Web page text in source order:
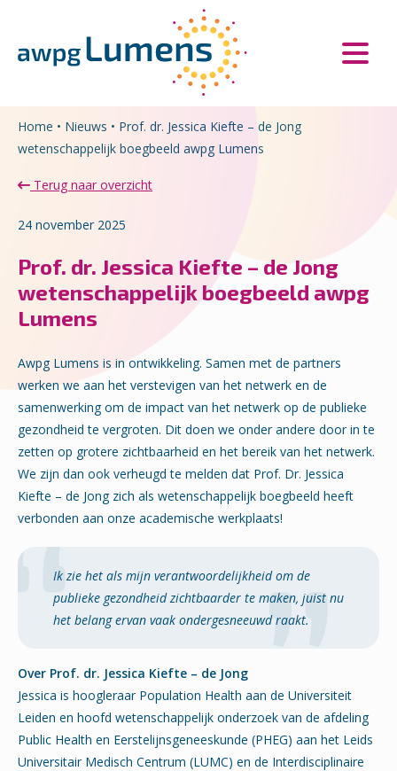
Home • Nieuws • Prof. dr. Jessica Kiefte – de Jong
wetenschappelijk boegbeeld awpg Lumens
Terug naar overzicht
24 november 2025
Prof. dr. Jessica Kiefte – de Jong
wetenschappelijk boegbeeld awpg
Lumens
Awpg Lumens is in ontwikkeling. Samen met de partners
werken we aan het verstevigen van het netwerk en de
samenwerking om de impact van het netwerk op de publieke
gezondheid te vergroten. Dit doen we onder andere door in te
zetten op grotere zichtbaarheid en het bereik van het netwerk.
We zijn dan ook verheugd te melden dat Prof. Dr. Jessica
Kiefte – de Jong zich als wetenschappelijk boegbeeld heeft
verbonden aan onze academische werkplaats!
Ik zie het als mijn verantwoordelijkheid om de
publieke gezondheid zichtbaarder te maken, juist nu
het belang ervan vaak ondergesneeuwd raakt.
Over Prof. dr. Jessica Kiefte – de Jong
Jessica is hoogleraar Population Health aan de Universiteit
Leiden en hoofd wetenschappelijk onderzoek van de afdeling
Public Health en Eerstelijnsgeneeskunde (PHEG) aan het Leids
Universitair Medisch Centrum (LUMC) en de Interdisciplinaire